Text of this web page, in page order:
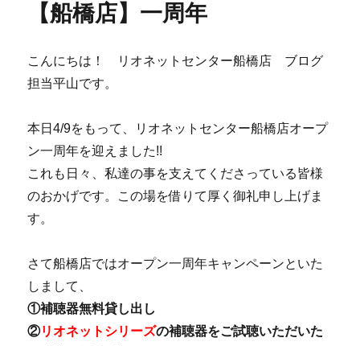
【船橋店】一周年
こんにちは！ リオネットセンター船橋店 ブログ
担当平山です。
本日4/9をもって、リオネットセンター船橋店オープ
ン一周年を迎えました!!
これも日々、私達の事を支えてくださっている皆様
のおかげです。この場を借りて厚く御礼申し上げま
す。
さて船橋店ではオープン一周年キャンペーンといた
しまして、
①補聴器無料貸し出し
②リオネットシリーズの補聴器をご試聴いただいた